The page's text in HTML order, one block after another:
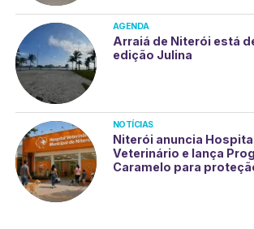
AGENDA
Arraiá de Niterói está
edição Julina
NOTÍCIAS
Niterói anuncia
Veterinário e lança
Caramelo para